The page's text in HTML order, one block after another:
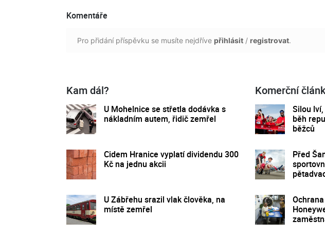
Komentáře
Pro přidání příspěvku se musíte nejdříve přihlásit / registrovat.
Kam dál?
U Mohelnice se střetla dodávka s
nákladním autem, řidič zemřel
Cidem Hranice vyplatí dividendu 300
Kč na jednu akcii
U Zábřehu srazil vlak člověka, na
místě zemřel
Komerční
Silou
běh
běžců
Před